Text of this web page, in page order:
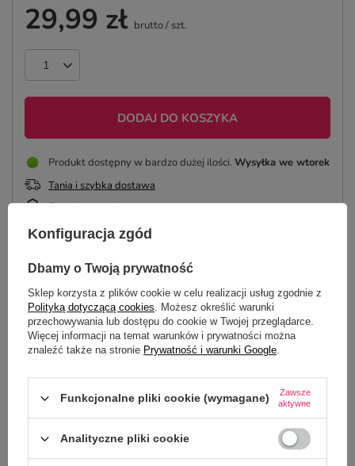
29,99 zł brutto/ szt.
DODAJ DO KOSZYKA
Produkt dostępny w bardzo dużej ilości Wysyłka we wtorek
Tania i szybka dostawa
Bezpieczne zakupy
SZCZEGÓŁOWE DANE
Potrzebujesz pomocy? Masz pytania?
Zadaj pytanie a my odpowiemy
ZADAJ PYTANIE
Konfiguracja zgód
Dbamy o Twoją prywatność
Sklep korzysta z plików cookie w celu realizacji usług zgodnie z
Polityką dotyczącą cookies. Możesz określić warunki
przechowywania lub dostępu do cookie w Twojej przeglądarce.
Więcej informacji na temat warunków i prywatności można
znaleźć także na stronie Prywatność i warunki Google.
Funkcjonalne pliki cookie (wymagane)
Zawsze
aktywne
Analityczne pliki cookie